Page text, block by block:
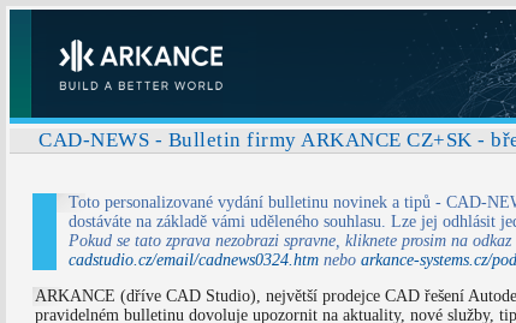
CAD-NEWS - Bulletin firmy ARKANCE CZ+SK -
Toto personalizované vydání bulletinu novinek a tipů - CAD-
dostáváte na základě vámi uděleného souhlasu. Lze jej odhlásit
Pokud se tato zprava nezobrazi spravne, kliknete prosim na odkaz
cadstudio.cz/email/cadnews0324.htmnebo arkance-systems.cz/
ARKANCE (dříve CAD Studio), největší prodejce CAD řešení
pravidelném bulletinu dovoluje upozornit na aktuality, nové služby,